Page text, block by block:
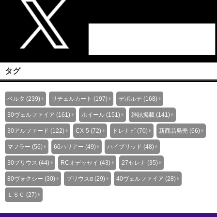
タグ
ベルタ (239) リチェルカート (197) デポルテ (168)
30ヴェルファイア (161) ホイール (151) 雑誌掲載 (141)
30アルファード (122) CX-5 (72) ドレナビ (70) 新商品発売 (66)
マフラー (56) 60ハリアー (49) ハイブリッド (48)
30プリウス (44) RCオデッセイ (43) 27セレナ (35)
80ヴォクシー (30) プリウスα (29) 40ヴェルファイア (28)
ＬＳＣ (27)